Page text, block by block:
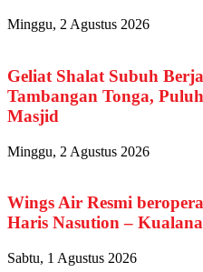
Minggu, 2 Agustus 2026
Geliat Shalat Subuh
Tambangan Tonga,
Masjid
Minggu, 2 Agustus 2026
Wings Air Resmi
Haris Nasution –
Sabtu, 1 Agustus 2026